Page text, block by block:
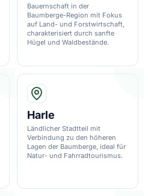
Bauernschaft in der
Baumberge-Region mit Fokus
auf Land- und Forstwirtschaft,
charakterisiert durch sanfte
Hügel und Waldbestände.
Harle
Ländlicher Stadtteil mit
Verbindung zu den höheren
Lagen der Baumberge, ideal für
Natur- und Fahrradtourismus.